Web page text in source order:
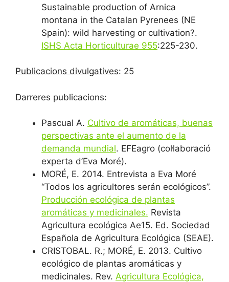
Sustainable production of Arnica
montana in the Catalan Pyrenees (NE
Spain): wild harvesting or cultivation?.
ISHS Acta Horticulturae 955:225-230.
Publicacions divulgatives: 25
Darreres publicacions:
Pascual A. Cultivo de aromáticas, buenas
perspectivas ante el aumento de la
demanda mundial. EFEagro (col·laboració
experta d’Eva Moré).
MORÉ, E. 2014. Entrevista a Eva Moré
“Todos los agricultores serán ecológicos”.
Producción ecológica de plantas
aromáticas y medicinales. Revista
Agricultura ecológica Ae15. Ed. Sociedad
Española de Agricultura Ecológica (SEAE).
CRISTOBAL. R.; MORÉ, E. 2013. Cultivo
ecológico de plantas aromáticas y
medicinales. Rev. Agricultura Ecológica,